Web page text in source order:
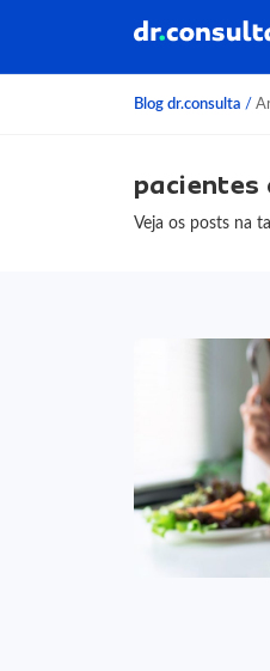
Blog dr.consulta /
pacientes
Veja os posts na